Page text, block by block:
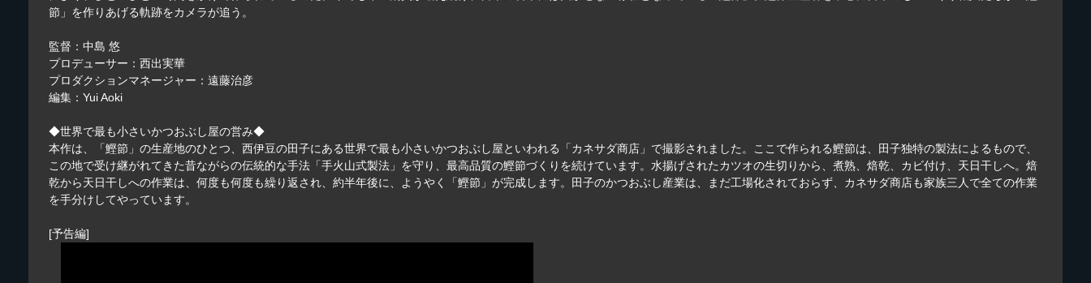
節」を作りあげる軌跡をカメラが追う。
監督：中島 悠
プロデューサー：西出実華
プロダクションマネージャー：遠藤治彦
編集：Yui Aoki
◆世界で最も小さいかつおぶし屋の営み◆
本作は、「鰹節」の生産地のひとつ、西伊豆の田子にある世界で最も小さいかつおぶし屋といわれる「カネサダ商店」で撮影されました。ここで作られる鰹節は、田子独特の製法によるもので、
この地で受け継がれてきた昔ながらの伝統的な手法「手火山式製法」を守り、最高品質の鰹節づくりを続けています。水揚げされたカツオの生切りから、煮熟、焙乾、カビ付け、天日干しへ。焙
乾から天日干しへの作業は、何度も何度も繰り返され、約半年後に、ようやく「鰹節」が完成します。田子のかつおぶし産業は、まだ工場化されておらず、カネサダ商店も家族三人で全ての作業
を手分けしてやっています。
[予告編]